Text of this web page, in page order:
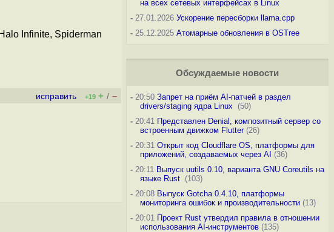
Infinite, Spiderman
исправить +19 + / –
на всех сетевых интерфейсах в Linux
-27.01.2026 Ускорение пересборки llama.cpp
-25.12.2025 Атомарные обновления в OSTree
Обсуждаемые новости
-20:50 Запрет на приём AI-патчей в раздел
drivers/staging ядра Linux
(50)
-20:41 Представлен Denial, композитный сервер со
встроенным движком Flutter(26)
-20:31 Открыт код Cloudflare OS, платформы для
приложений, создаваемых через AI (36)
-20:11 Выпуск uutils 0.10, варианта GNU Coreutils на
языке Rust (103)
-20:08 Выпуск Gotcha 0.4.10, платформы
мониторинга ошибок и производительности(13)
-20:01 Проект Rust утвердил правила в отношении
использования AI-инструментов(135)